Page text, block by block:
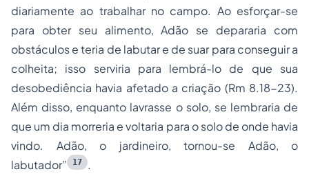
diariamente ao trabalhar no campo. Ao esforçar-se
para obter seu alimento, Adão se depararia com
obstáculos e teria de labutar e de suar para conseguir a
colheita; isso serviria para lembrá-lo de que sua
desobediência havia afetado a criação (Rm 8.18-23).
Além disso, enquanto lavrasse o solo, se lembraria de
que um dia morreria e voltaria para o solo de onde havia
vindo. Adão, o jardineiro, tornou-se Adão, o
labutador”
17
.